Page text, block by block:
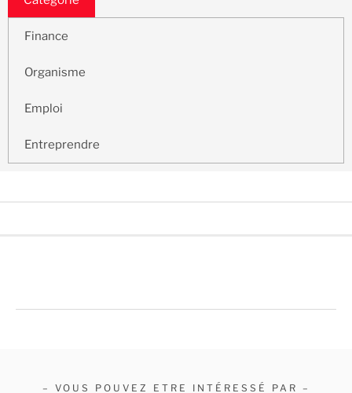
Finance
Organisme
Emploi
Entreprendre
– VOUS POUVEZ ETRE INTÉRESSÉ PAR –